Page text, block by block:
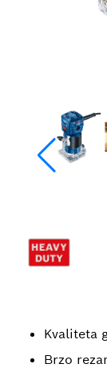
Kvaliteta
Brzo